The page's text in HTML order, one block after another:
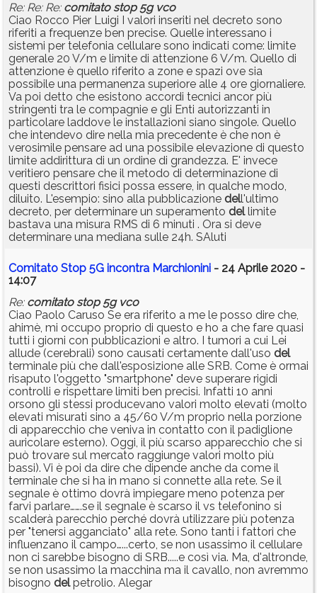
Re: Re: Re: comitato stop 5g vco
Ciao Rocco Pier Luigi I valori inseriti nel decreto sono
riferiti a frequenze ben precise. Quelle interessano i
sistemi per telefonia cellulare sono indicati come: limite
generale 20 V/m e limite di attenzione 6 V/m. Quello di
attenzione è quello riferito a zone e spazi ove sia
possibile una permanenza superiore alle 4 ore giornaliere.
Va poi detto che esistono accordi tecnici ancor più
stringenti tra le compagnie e gli Enti autorizzanti in
particolare laddove le installazioni siano singole. Quello
che intendevo dire nella mia precedente è che non è
verosimile pensare ad una possibile elevazione di questo
limite addirittura di un ordine di grandezza. E' invece
veritiero pensare che il metodo di determinazione di
questi descrittori fisici possa essere, in qualche modo,
diluito. L'esempio: sino alla pubblicazione dell'ultimo
decreto, per determinare un superamento dellimite
bastava una misura RMS di 6 minuti . Ora si deve
determinare una mediana sulle 24h. SAluti
Comitato Stop 5G incontra Marchionini - 24 Aprile 2020 -
14:07
Re: comitato stop 5g vco
Ciao Paolo Caruso Se era riferito a me le posso dire che,
ahimè, mi occupo proprio di questo e ho a che fare quasi
tutti i giorni con pubblicazioni e altro. I tumori a cui Lei
allude (cerebrali) sono causati certamente dall'uso del
terminale più che dall'esposizione alle SRB. Come è ormai
risaputo l'oggetto "smartphone" deve superare rigidi
controlli e rispettare limiti ben precisi. Infatti 10 anni
orsono gli stessi producevano valori molto elevati (molto
elevati misurati sino a 45/60 V/m proprio nella porzione
di apparecchio che veniva in contatto con il padiglione
auricolare esterno). Oggi, il più scarso apparecchio che si
può trovare sul mercato raggiunge valori molto più
bassi). Vi è poi da dire che dipende anche da come il
terminale che si ha in mano si connette alla rete. Se il
segnale è ottimo dovrà impiegare meno potenza per
farvi parlare…….se il segnale è scarso il vs telefonino si
scalderà parecchio perché dovrà utilizzare più potenza
per "tenersi agganciato" alla rete. Sono tanti i fattori che
influenzano il campo…...certo, se non usassimo il cellulare
non ci sarebbe bisogno di SRB.....e così via. Ma, d'altronde,
se non usassimo la macchina ma il cavallo, non avremmo
bisogno delpetrolio. Alegar